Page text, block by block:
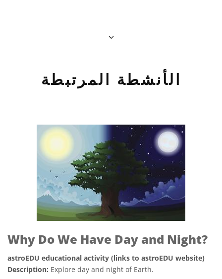
الأنشطة المرتبطة
Why Do We Have Day and Night?
astroEDU educational activity (links to astroEDU website)
Description: Explore day and night of Earth.